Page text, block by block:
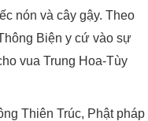
nón và cây gậy. Theo
Biện y cứ vào sự
vua Trung Hoa-Tùy
Thiên Trúc, Phật pháp